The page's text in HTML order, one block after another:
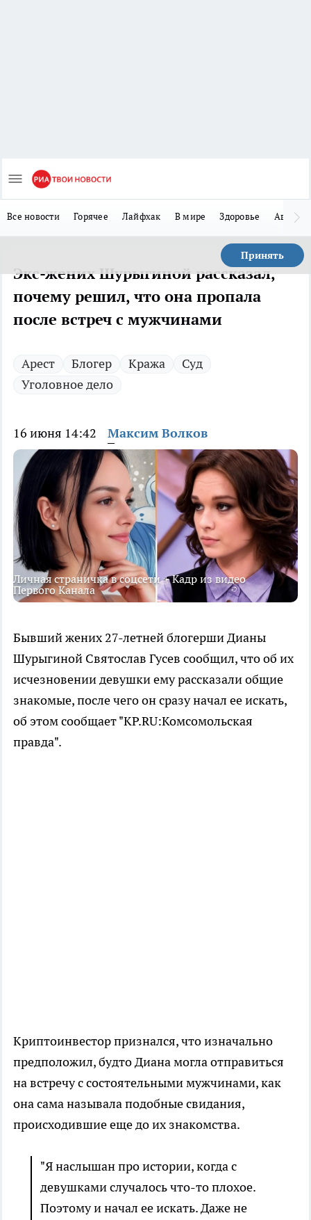
Все новости Горячее Лайфхак В мире Здоровье Авто
Принять
Экс-жених Шурыгиной рассказал,
почему решил, что она пропала
после встреч с мужчинами
Арест Блогер Кража
Суд
Уголовное дело
16 июня 14:42 Максим Волков
Личная страничка в соцсети + Кадр из видео
Первого Канала
Бывший жених 27-летней блогерши Дианы
Шурыгиной Святослав Гусев сообщил, что об их
исчезновении девушки ему рассказали общие
знакомые, после чего он сразу начал ее искать,
об этом сообщает "KP.RU:Комсомольская
правда".
Криптоинвестор признался, что изначально
предположил, будто Диана могла отправиться
на встречу с состоятельными мужчинами, как
она сама называла подобные свидания,
происходившие еще до их знакомства.
"Я наслышан про истории, когда с
девушками случалось что-то плохое.
Поэтому и начал ее искать. Даже не